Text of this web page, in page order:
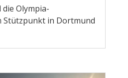
Olympia-
Stützpunkt in Dortmund